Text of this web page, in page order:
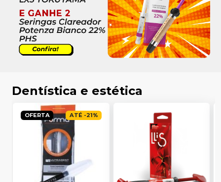
Dentística e estética
OFERTA ATÉ -21%